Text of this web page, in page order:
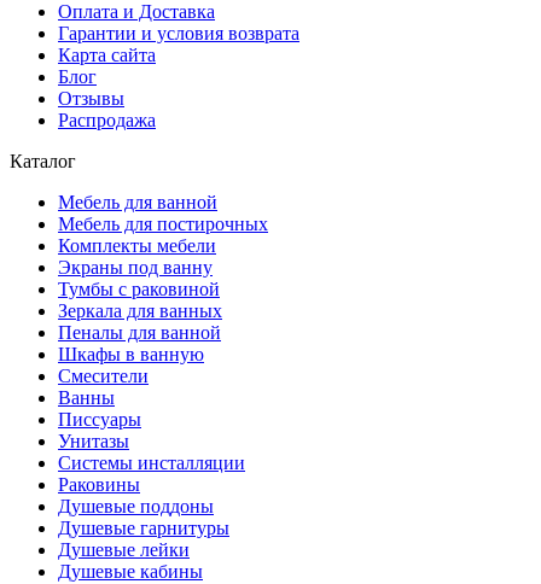
Оплата и Доставка
Гарантии и условия возврата
Карта сайта
Блог
Отзывы
Распродажа
Каталог
Мебель для ванной
Мебель для постирочных
Комплекты мебели
Экраны под ванну
Тумбы с раковиной
Зеркала для ванных
Пеналы для ванной
Шкафы в ванную
Смесители
Ванны
Писсуары
Унитазы
Системы инсталляции
Раковины
Душевые поддоны
Душевые гарнитуры
Душевые лейки
Душевые кабины